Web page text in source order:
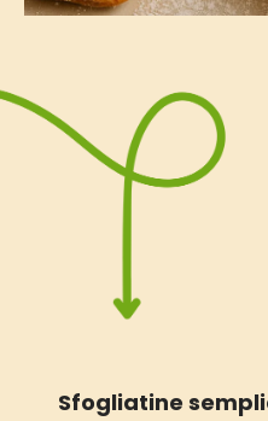
Sfogliatine